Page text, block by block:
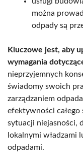
można
odpady są
Kluczowe jest, aby
wymagania
nieprzyjemnych
świadomy swoich
zarządzaniem
efektywności
sytuacji niejasności,
lokalnymi władzami
odpadami.